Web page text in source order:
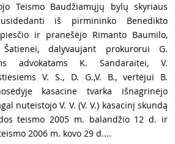
Teismo Baudžiamųjų bylų skyriaus
iš pirmininko Benedikto
ir pranešėjo Rimanto Baumilo,
dalyvaujant prokurorui G.
advokatams K. Sandaraitei, V.
V. S., D. G.,V. B., vertėjui B.
kasacine tvarka išnagrinėjo
nuteistojo V. V. (V. V.) kasacinį skundą
teismo 2005 m. balandžio 12 d. ir
2006 m. kovo 29 d....